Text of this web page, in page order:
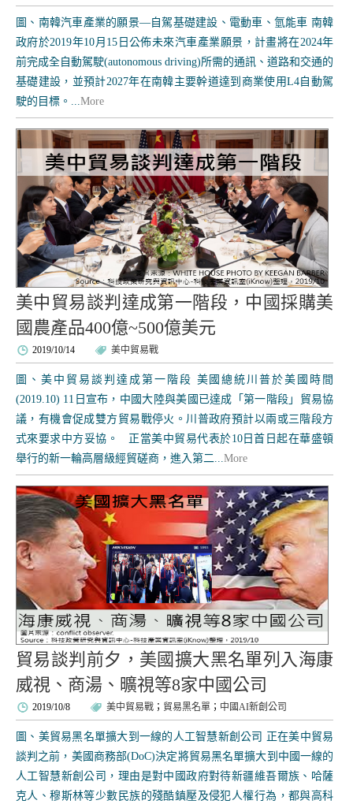
圖、南韓汽車產業的願景—自駕基礎建設、電動車、氫能車 南韓
政府於2019年10月15日公佈未來汽車產業願景，計畫將在2024年
前完成全自動駕駛(autonomous driving)所需的通訊、道路和交通的
基礎建設，並預計2027年在南韓主要幹道達到商業使用L4自動駕
駛的目標。...More
美中貿易談判達成第一階段，中國採購美
國農產品400億~500億美元
2019/10/14 美中貿易戰
圖、美中貿易談判達成第一階段 美國總統川普於美國時間
(2019.10) 11日宣布，中國大陸與美國已達成「第一階段」貿易協
議，有機會促成雙方貿易戰停火。川普政府預計以兩或三階段方
式來要求中方妥協。 正當美中貿易代表於10日首日起在華盛頓
舉行的新一輪高層級經貿磋商，進入第二...More
貿易談判前夕，美國擴大黑名單列入海康
威視、商湯、曠視等8家中國公司
2019/10/8 美中貿易戰 ； 貿易黑名單 ； 中國AI新創公司
圖、美貿易黑名單擴大到一線的人工智慧新創公司 正在美中貿易
談判之前，美國商務部(DoC)決定將貿易黑名單擴大到中國一線的
人工智慧新創公司，理由是對中國政府對待新疆維吾爾族、哈薩
克人、穆斯林等少數民族的殘酷鎮壓及侵犯人權行為，都與高科